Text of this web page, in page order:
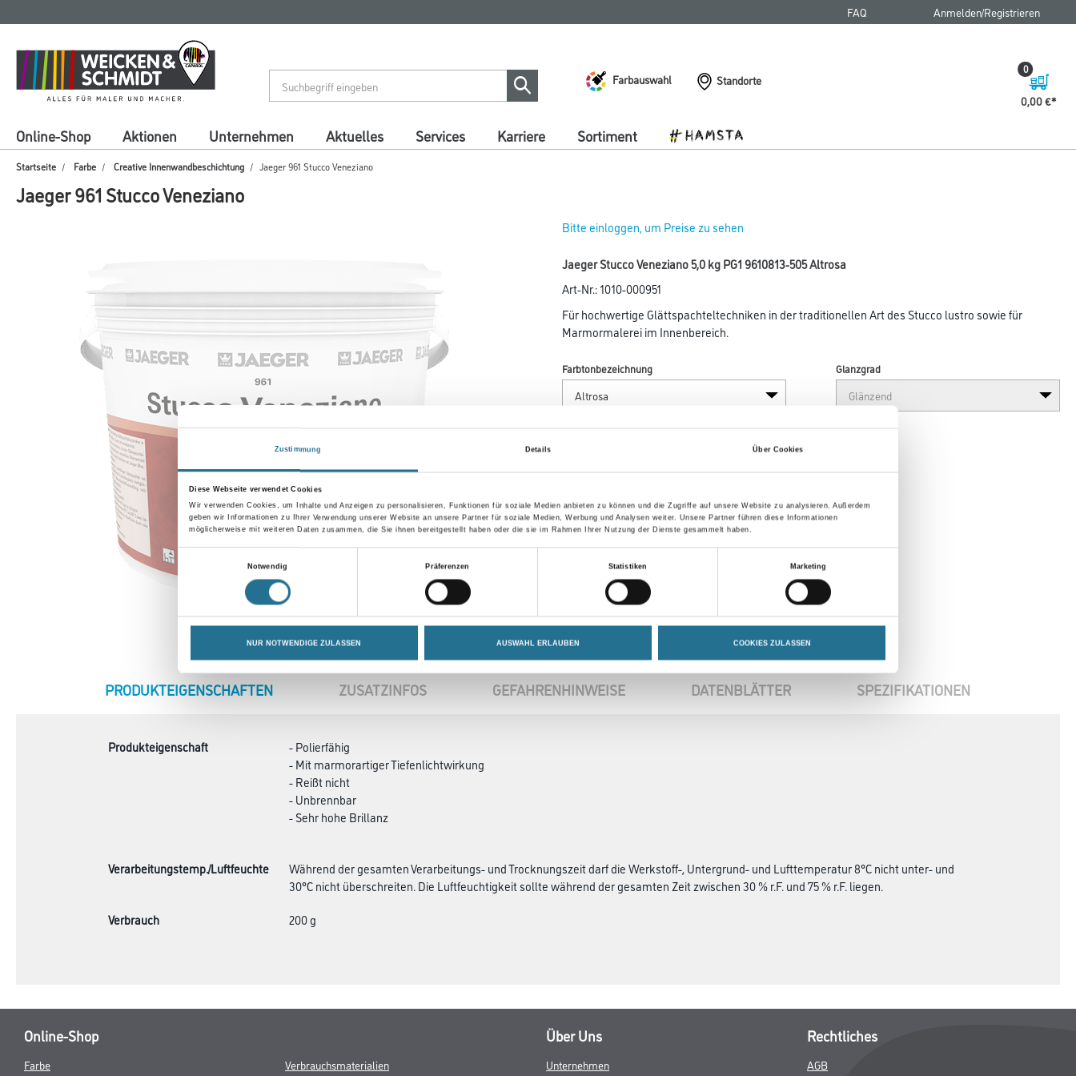
Zustimmung Details Über Cookies
Diese Webseite verwendet Cookies
Wir verwenden Cookies, um Inhalte und Anzeigen zu personalisieren, Funktionen für soziale Medien anbieten zu können und die Zugriffe auf unsere Website zu analysieren. Außerdem
geben wir Informationen zu Ihrer Verwendung unserer Website an unsere Partner für soziale Medien, Werbung und Analysen weiter. Unsere Partner führen diese Informationen
möglicherweise mit weiteren Daten zusammen, die Sie ihnen bereitgestellt haben oder die sie im Rahmen Ihrer Nutzung der Dienste gesammelt haben.
Notwendig
Präferenzen Statistiken Marketing
NUR NOTWENDIGE ZULASSEN AUSWAHL ERLAUBEN COOKIES ZULASSEN
springen
springen
FAQ Anmelden/Registrieren
Farbauswahl
Standorte
0,00 €
0
Online-Shop Aktionen Unternehmen Aktuelles Services Karriere Sortiment
Startseite Farbe Creative Innenwandbeschichtung Jaeger 961 Stucco Veneziano
Jaeger 961 Stucco Veneziano
Bitte einloggen, um Preise zu sehen
Jaeger Stucco Veneziano 5,0 kg PG1 9610813-505 Altrosa
Art-Nr.:1010-000951
Für hochwertige Glättspachteltechniken in der traditionellen Art des Stucco lustro sowie für
Marmormalerei im Innenbereich.
Farbtonbezeichnung Glanzgrad
Umrechnungsfaktoren
CURRENT
PRODUKTEIGENSCHAFTEN ZUSATZINFOS GEFAHRENHINWEISE DATENBLÄTTER SPEZIFIKATIONEN
Produkteigenschaft
- Polierfähig
- Mit marmorartiger Tiefenlichtwirkung
- Reißt nicht
- Unbrennbar
- Sehr hohe Brillanz
Verarbeitungstemp./Luftfeuchte
Während der gesamten Verarbeitungs- und Trocknungszeit darf die Werkstoff-, Untergrund- und Lufttemperatur 8°C nicht unter- und
30°C nicht überschreiten. Die Luftfeuchtigkeit sollte während der gesamten Zeit zwischen 30 % r.F. und 75 % r.F. liegen.
Verbrauch
200 g
Online-Shop
Farbe Verbrauchsmaterialien
Über Uns
Unternehmen
Rechtliches
AGB